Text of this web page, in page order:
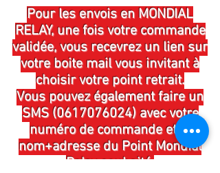
Pour les envois en MONDIAL
RELAY, une fois votre commande
validée, vous recevrez un lien sur
votre boite mail vous invitant à
choisir votre point retrait.
Vous pouvez également faire un
SMS (0617076024) avec votre
numéro de commande et le
nom+adresse du Point Mondial
Relay souhaité.